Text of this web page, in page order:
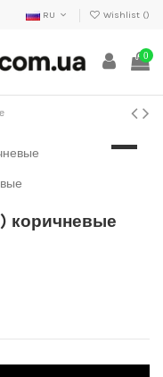
RU Wishlist ()
0
коричневые